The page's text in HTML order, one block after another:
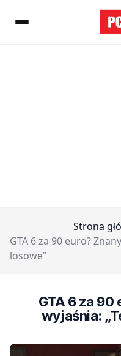
Strona
GTA 6 za 90 euro?
losowe”
GTA 6 za 90
wyjaśnia: